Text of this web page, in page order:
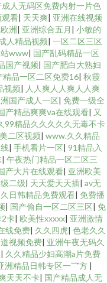
成人无码区免费内射一片色
看| 天天爽| 亚洲在线视频
洲| 亚洲综合五月 | 小敏的
人精品视频| 一区二区三区
站www| 国产乱码精品一区
国产视频| 国产肥白大熟妇
精品一区二区免费16| 秋霞
视频| 人人爽人人爽人人爽
国产成人一区| 免费一级全
产精品爽爽ⅴa在线观看| 又
99精品久久久久久无毒不卡
二区视频| www.久久精品
| 手机看片一区| 91精品入
| 午夜热门精品一区二区三
产大片在线观看| 亚洲欧美
二级| 天天爱天天插| av无
日韩精品免费观看| 免费播
| 国产偷自一区二区三区| 免
2卡| 欧美性xxxxx| 亚洲激情
线免费| 久久四虎| 色老久久
视频免费| 亚洲午夜无码久
| 久久精品少妇高潮a片免费
洲精品日韩专区一乛方 |
天天不卡| 国产精品成人无